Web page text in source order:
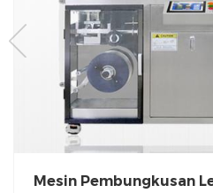
Mesin Pembungkusan